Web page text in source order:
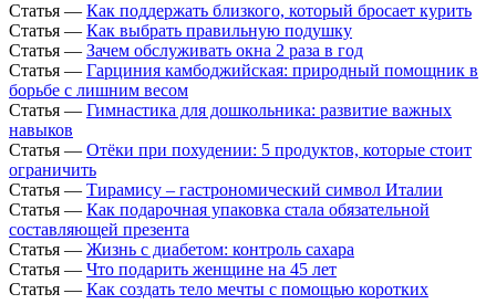
Статья — Как поддержать близкого, который бросает курить
Статья — Как выбрать правильную подушку
Статья — Зачем обслуживать окна 2 раза в год
Статья — Гарциния камбоджийская: природный помощник в
борьбе с лишним весом
Статья — Гимнастика для дошкольника: развитие важных
навыков
Статья — Отёки при похудении: 5 продуктов, которые стоит
ограничить
Статья — Тирамису – гастрономический символ Италии
Статья — Как подарочная упаковка стала обязательной
составляющей презента
Статья — Жизнь с диабетом: контроль сахара
Статья — Что подарить женщине на 45 лет
Статья — Как создать тело мечты с помощью коротких